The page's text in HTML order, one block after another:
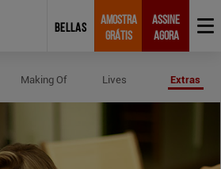
BELLAS
AMOSTRA
GRÁTIS
ASSINE
AGORA
Making Of Lives Extras